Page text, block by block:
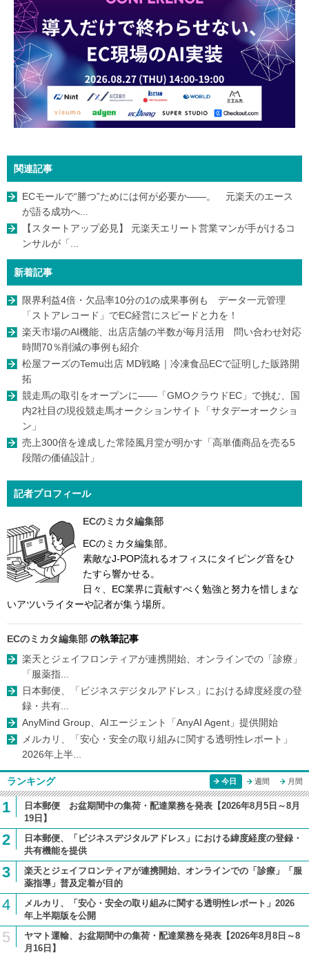
関連記事
ECモールで“勝つ”ためには何が必要か――。 元楽天のエース
が語る成功へ...
【スタートアップ必見】 元楽天エリート営業マンが手がけるコ
ンサルが「...
新着記事
限界利益4倍・欠品率10分の1の成果事例も データ一元管理
「ストアレコード」でEC経営にスピードと力を！
楽天市場のAI機能、出店店舗の半数が毎月活用 問い合わせ対応
時間70％削減の事例も紹介
松屋フーズのTemu出店 MD戦略｜冷凍食品ECで証明した販路開
拓
競走馬の取引をオープンに――「GMOクラウドEC」で挑む、国
内2社目の現役競走馬オークションサイト「サタデーオークショ
ン」
売上300倍を達成した常陸風月堂が明かす「高単価商品を売る5
段階の価値設計」
記者プロフィール
ECのミカタ編集部
ECのミカタ編集部。
素敵なJ-POP流れるオフィスにタイピング音をひ
たすら響かせる。
日々、EC業界に貢献すべく勉強と努力を惜しまな
いアツいライターや記者が集う場所。
ECのミカタ編集部 の執筆記事
楽天とジェイフロンティアが連携開始、オンラインでの「診療」
「服薬指...
日本郵便、「ビジネスデジタルアドレス」における緯度経度の登
録・共有...
AnyMind Group、AIエージェント「AnyAI Agent」提供開始
メルカリ、「安心・安全の取り組みに関する透明性レポート」
2026年上半...
ランキング 今日 週間 月間
1
日本郵便 お盆期間中の集荷・配達業務を発表【2026年8月5日～8月
19日】
2
日本郵便、「ビジネスデジタルアドレス」における緯度経度の登録・
共有機能を提供
3
楽天とジェイフロンティアが連携開始、オンラインでの「診療」「服
薬指導」普及定着が目的
4
メルカリ、「安心・安全の取り組みに関する透明性レポート」2026
年上半期版を公開
5
ヤマト運輸、お盆期間中の集荷・配達業務を発表【2026年8月8日～8
月16日】